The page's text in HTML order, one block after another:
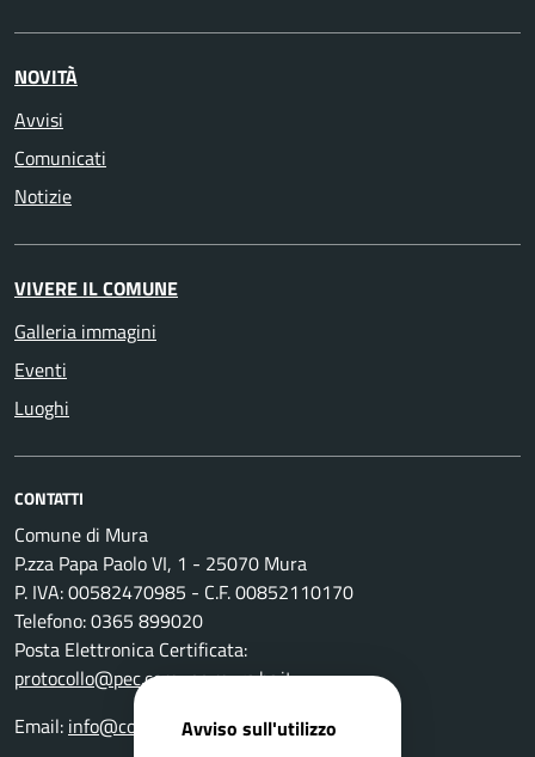
NOVITÀ
Avvisi
Comunicati
Notizie
VIVERE IL COMUNE
Galleria immagini
Eventi
Luoghi
CONTATTI
Comune di Mura
P.zza Papa Paolo VI, 1 - 25070 Mura
P. IVA: 00582470985 - C.F. 00852110170
Telefono: 0365 899020
Posta Elettronica Certificata:
protocollo@pec.comune.mura.bs.it
Email: info@comune.mura.bs.it
Avviso sull'utilizzo